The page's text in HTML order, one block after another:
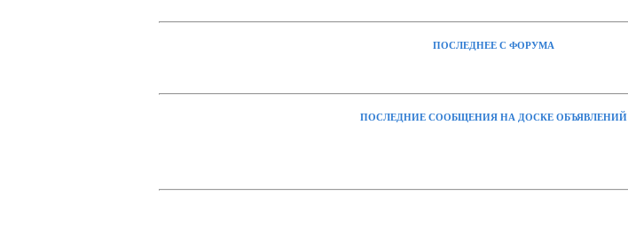
ПОСЛЕДНЕЕ С ФОРУМА
ПОСЛЕДНИЕ СООБЩЕНИЯ НА ДОСКЕ ОБЪЯВЛЕНИЙ